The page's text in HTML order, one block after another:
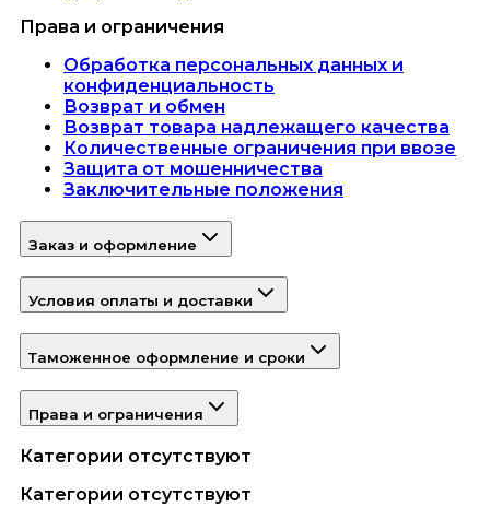
Права и ограничения
Обработка персональных данных и
конфиденциальность
Возврат и обмен
Возврат товара надлежащего качества
Количественные ограничения при ввозе
Защита от мошенничества
Заключительные положения
Заказ и оформление
Условия оплаты и доставки
Таможенное оформление и сроки
Права и ограничения
Категории отсутствуют
Категории отсутствуют